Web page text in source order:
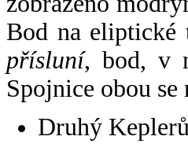
Bod na eliptické
přísluní, bod, v
Spojnice obou se
Druhý